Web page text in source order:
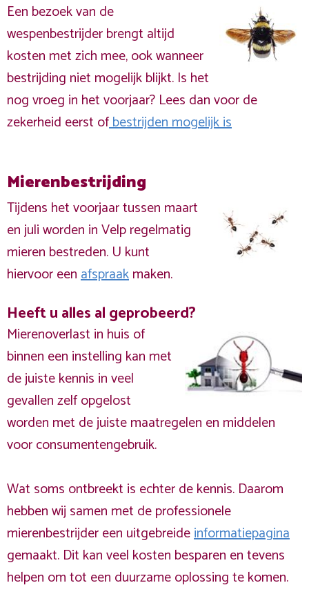
Een bezoek van de
wespenbestrijder brengt altijd
kosten met zich mee, ook wanneer
bestrijding niet mogelijk blijkt. Is het
nog vroeg in het voorjaar? Lees dan voor de
zekerheid eerst ofbestrijden mogelijk is
Mierenbestrijding
Tijdens het voorjaar tussen maart
en juli worden in Velp regelmatig
mieren bestreden. U kunt
hiervoor eenafspraakmaken.
Heeft u alles al geprobeerd?
Mierenoverlast in huis of
binnen een instelling kan met
de juiste kennis in veel
gevallen zelf opgelost
worden met de juiste maatregelen en middelen
voor consumentengebruik.
Wat soms ontbreekt is echter de kennis. Daarom
hebben wij samen met de professionele
mierenbestrijder een uitgebreideinformatiepagina
gemaakt. Dit kan veel kosten besparen en tevens
helpen om tot een duurzame oplossing te komen.